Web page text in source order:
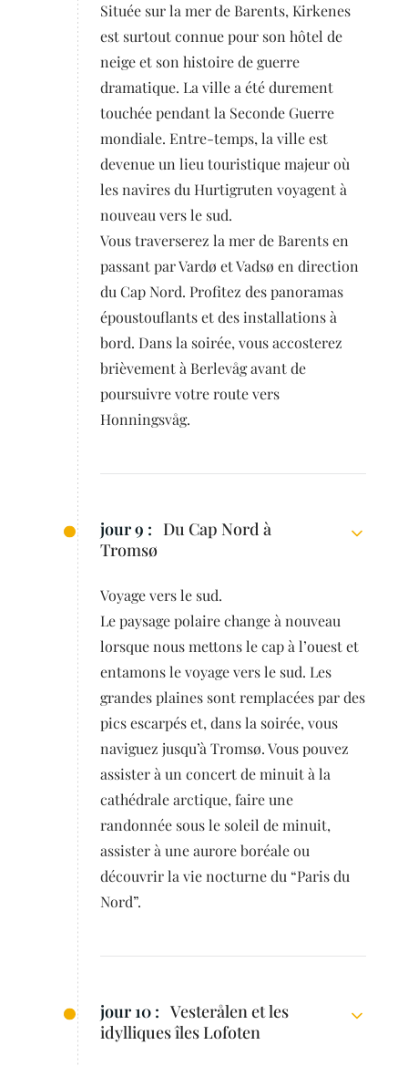
Située sur la mer de Barents, Kirkenes
est surtout connue pour son hôtel de
neige et son histoire de guerre
dramatique. La ville a été durement
touchée pendant la Seconde Guerre
mondiale. Entre-temps, la ville est
devenue un lieu touristique majeur où
les navires du Hurtigruten voyagent à
nouveau vers le sud.
Vous traverserez la mer de Barents en
passant par Vardø et Vadsø en direction
du Cap Nord. Profitez des panoramas
époustouflants et des installations à
bord. Dans la soirée, vous accosterez
brièvement à Berlevåg avant de
poursuivre votre route vers
Honningsvåg.
jour 9 : Du Cap Nord à
Tromsø
Voyage vers le sud.
Le paysage polaire change à nouveau
lorsque nous mettons le cap à l’ouest et
entamons le voyage vers le sud. Les
grandes plaines sont remplacées par des
pics escarpés et, dans la soirée, vous
naviguez jusqu’à Tromsø. Vous pouvez
assister à un concert de minuit à la
cathédrale arctique, faire une
randonnée sous le soleil de minuit,
assister à une aurore boréale ou
découvrir la vie nocturne du “Paris du
Nord”.
jour 10 : Vesterålen et les
idylliques îles Lofoten